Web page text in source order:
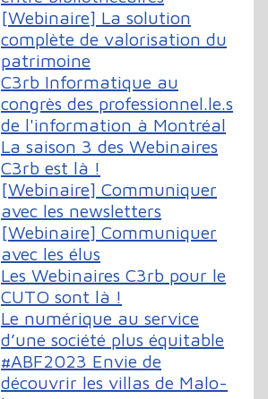
[Webinaire] La solution
complète de valorisation du
patrimoine
C3rb Informatique au
congrès des professionnel.le.s
de l'information à Montréal
La saison 3 des Webinaires
C3rb est là !
[Webinaire] Communiquer
avec les newsletters
[Webinaire] Communiquer
avec les élus
Les Webinaires C3rb pour le
CUTO sont là !
Le numérique au service
d’une société plus équitable
#ABF2023 Envie de
découvrir les villas de Malo-